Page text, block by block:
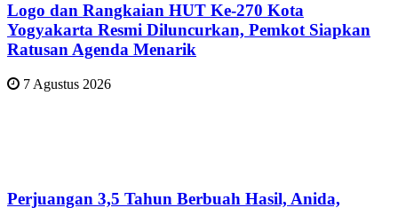
Logo dan Rangkaian HUT Ke-270 Kota
Yogyakarta Resmi Diluncurkan, Pemkot Siapkan
Ratusan Agenda Menarik
7 Agustus 2026
Perjuangan 3,5 Tahun Berbuah Hasil, Anida,